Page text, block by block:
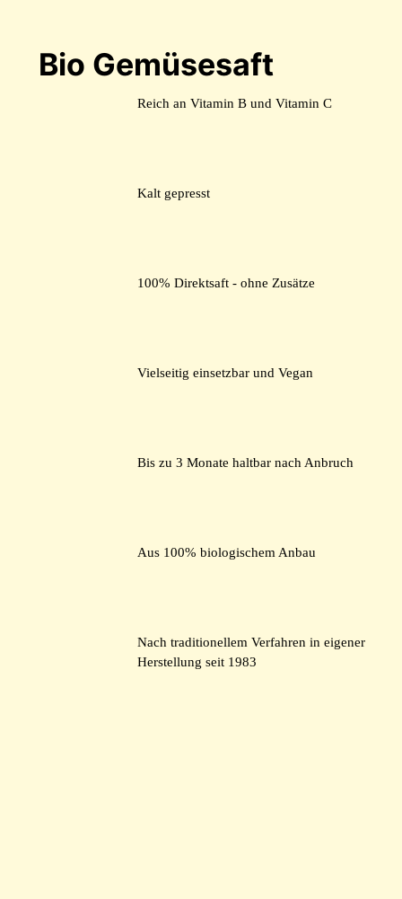
Bio Gemüsesaft
Reich an Vitamin B und Vitamin C
Kalt gepresst
100% Direktsaft - ohne Zusätze
Vielseitig einsetzbar und Vegan
Bis zu 3 Monate haltbar nach Anbruch
Aus 100% biologischem Anbau
Nach traditionellem Verfahren in eigener
Herstellung seit 1983